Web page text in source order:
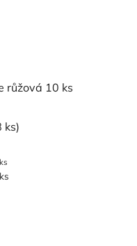
růžová 10 ks
ks)